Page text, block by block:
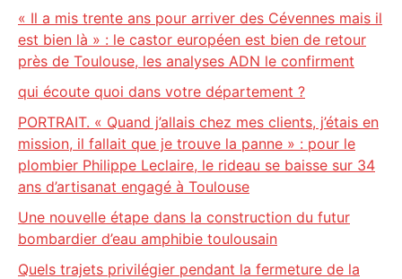
« Il a mis trente ans pour arriver des Cévennes mais il
est bien là » : le castor européen est bien de retour
près de Toulouse, les analyses ADN le confirment
qui écoute quoi dans votre département ?
PORTRAIT. « Quand j’allais chez mes clients, j’étais en
mission, il fallait que je trouve la panne » : pour le
plombier Philippe Leclaire, le rideau se baisse sur 34
ans d’artisanat engagé à Toulouse
Une nouvelle étape dans la construction du futur
bombardier d’eau amphibie toulousain
Quels trajets privilégier pendant la fermeture de la